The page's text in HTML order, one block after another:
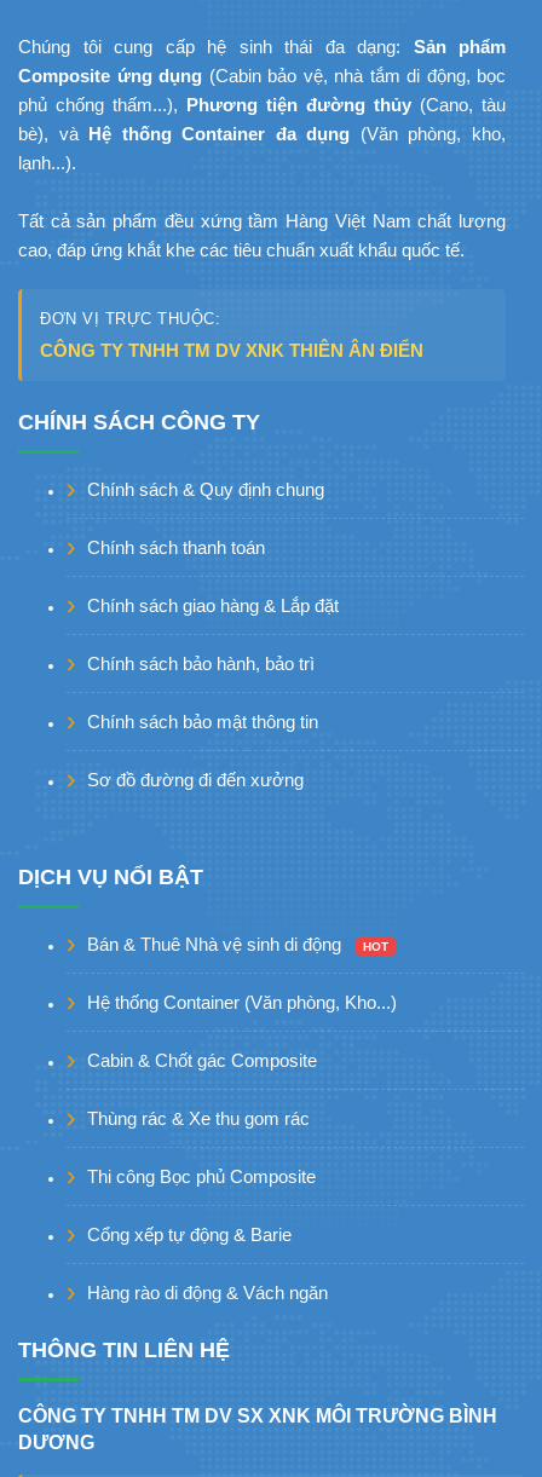
Chúng tôi cung cấp hệ sinh thái đa dạng: Sản phẩm
Composite ứng dụng (Cabin bảo vệ, nhà tắm di động, bọc
phủ chống thấm...), Phương tiện đường thủy (Cano, tàu
bè), và Hệ thống Container đa dụng (Văn phòng, kho,
lạnh...).
Tất cả sản phẩm đều xứng tầm Hàng Việt Nam chất lượng
cao, đáp ứng khắt khe các tiêu chuẩn xuất khẩu quốc tế.
ĐƠN VỊ TRỰC THUỘC:
CÔNG TY TNHH TM DV XNK THIÊN ÂN ĐIỂN
CHÍNH SÁCH CÔNG TY
Chính sách & Quy định chung
Chính sách thanh toán
Chính sách giao hàng & Lắp đặt
Chính sách bảo hành, bảo trì
Chính sách bảo mật thông tin
Sơ đồ đường đi đến xưởng
DỊCH VỤ NỔI BẬT
Bán & Thuê Nhà vệ sinh di động HOT
Hệ thống Container (Văn phòng, Kho...)
Cabin & Chốt gác Composite
Thùng rác & Xe thu gom rác
Thi công Bọc phủ Composite
Cổng xếp tự động & Barie
Hàng rào di động & Vách ngăn
THÔNG TIN LIÊN HỆ
CÔNG TY TNHH TM DV SX XNK MÔI TRƯỜNG BÌNH
DƯƠNG